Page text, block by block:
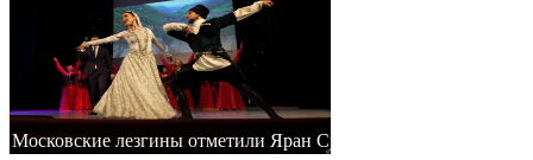
Московские лезгины отметили Яран Сувар: репортаж с